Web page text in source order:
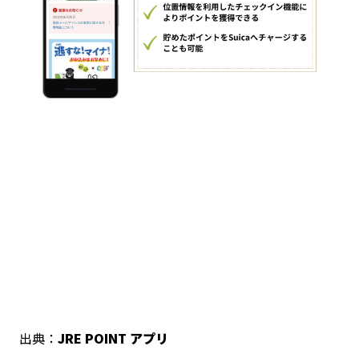
出典： JRE POINT アプリ